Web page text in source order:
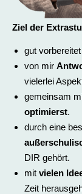
Ziel der
gut
von mir
vielerlei
gemeinsam
optimierst.
durch eine
DIR gehört.
mit vielen
Zeit